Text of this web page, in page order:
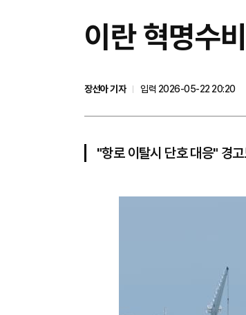
이란 혁명수
장선아 기자
입력 2026-05-22 20:20
"항로 이탈시 단호 대응" 경고